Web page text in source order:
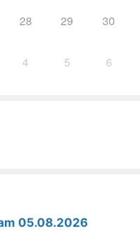
28 29 30
4 5 6
05.08.2026